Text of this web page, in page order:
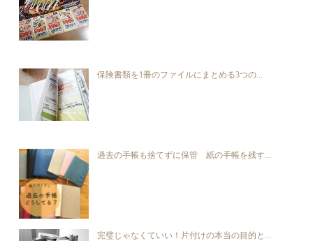
保険書類を1冊のファイルにまとめる3つの...
過去の手帳も捨てずに保管 紙の手帳を残す...
完璧じゃなくていい！片付けの本当の目的と...